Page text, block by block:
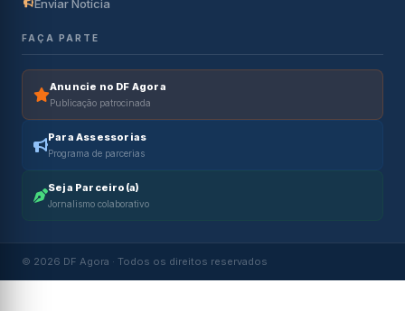
Enviar Notícia
FAÇA PARTE
Anuncie no DF Agora
Publicação patrocinada
Para Assessorias
Programa de parcerias
Seja Parceiro(a)
Jornalismo colaborativo
© 2026 DF Agora · Todos os direitos reservados